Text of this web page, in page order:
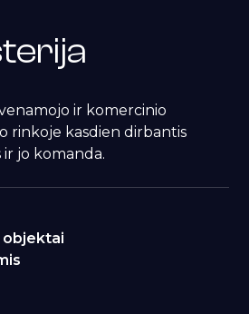
ir komercinio
rinkoje kasdien dirbantis
ir jo komanda.